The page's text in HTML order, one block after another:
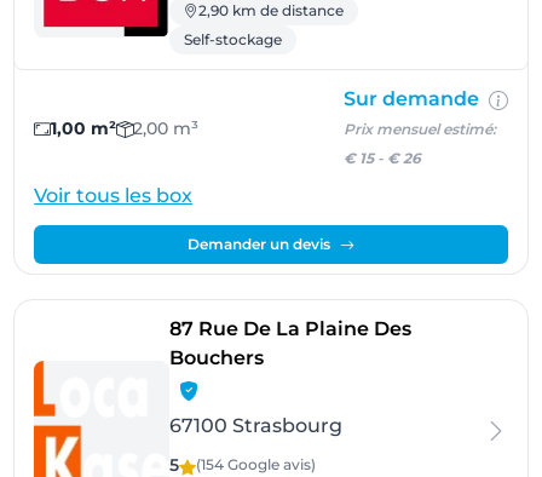
2,90 km de distance
Self-stockage
1,00 m² 2,00 m³
Sur demande
Prix mensuel estimé:
€ 15- € 26
Voir tous les box
Demander un devis
87 Rue De La Plaine Des
Bouchers- Strasbourg
67100 Strasbourg
5 (154 Googleavis)